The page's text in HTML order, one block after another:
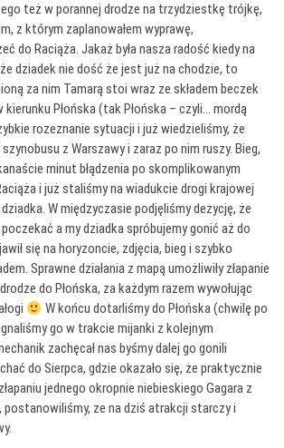
też w porannej drodze na trzydziestkę trójkę,
z którym zaplanowałem wyprawę,
do Raciąża. Jakaż była nasza radość kiedy na
dziadek nie dość że jest już na chodzie, to
za nim Tamarą stoi wraz ze składem beczek
Płońska (tak Płońska – czyli… mordą
rozeznanie sytuacji i już wiedzieliśmy, że
z Warszawy i zaraz po nim ruszy. Bieg,
minut błądzenia po skomplikowanym
i już staliśmy na wiadukcie drogi krajowej
W międzyczasie podjęliśmy dezycję, że
a my dziadka spróbujemy gonić aż do
się na horyzoncie, zdjęcia, bieg i szybko
Sprawne działania z mapą umożliwiły złapanie
do Płońska, za każdym razem wywołując
W końcu dotarliśmy do Płońska (chwilę po
go w trakcie mijanki z kolejnym
zachęcał nas byśmy dalej go gonili
do Sierpca, gdzie okazało się, że praktycznie
jednego okropnie niebieskiego Gagara z
postanowiliśmy, ze na dziś atrakcji starczy i